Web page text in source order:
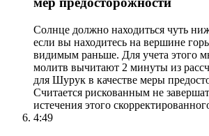
Солнце должно находиться чуть
если вы находитесь на вершине
видимым раньше. Для учета этого
молитв вычитают 2 минуты из
для Шурук в качестве меры
Считается рискованным не
истечения этого
4:49